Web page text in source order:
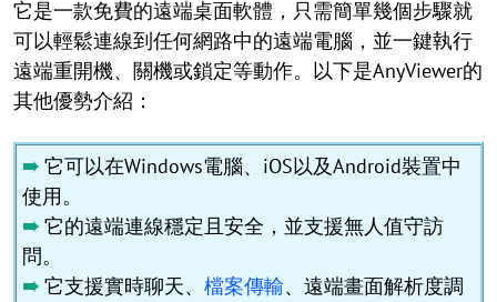
它是一款免費的遠端桌面軟體，只需簡單幾個步驟就
可以輕鬆連線到任何網路中的遠端電腦，並一鍵執行
遠端重開機、關機或鎖定等動作。以下是AnyViewer的
其他優勢介紹：
➠ 它可以在Windows電腦、iOS以及Android裝置中
使用。
➠ 它的遠端連線穩定且安全，並支援無人值守訪
問。
➠ 它支援實時聊天、 檔案傳輸、遠端畫面解析度調